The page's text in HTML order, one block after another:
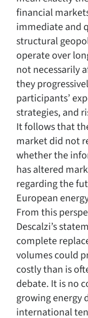
financial
immediate and
structural
operate over
not necessarily
they
participants’
strategies, and
It follows that
market did not
whether the
has altered
regarding the
European
From this
Descalzi’s
complete
volumes could
costly than is
debate. It is no
growing energy
international